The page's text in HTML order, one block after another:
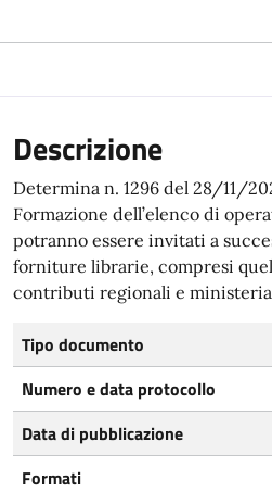
Descrizione
Determina n. 1296 del 28/11/
Formazione dell’elenco di
potranno essere invitati a
forniture librarie, compresi
contributi regionali e
Tipo documento
Numero e data protocollo
Data di pubblicazione
Formati